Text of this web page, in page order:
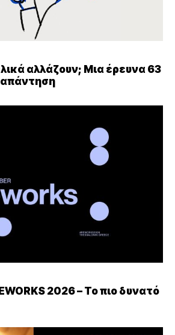
αλλάζουν; Μια έρευνα 63
απάντηση
2026 – Το πιο δυνατό